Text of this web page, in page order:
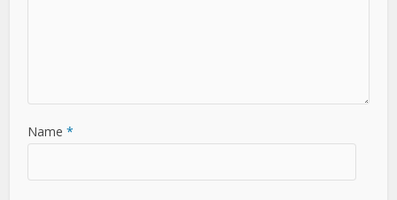
Name *